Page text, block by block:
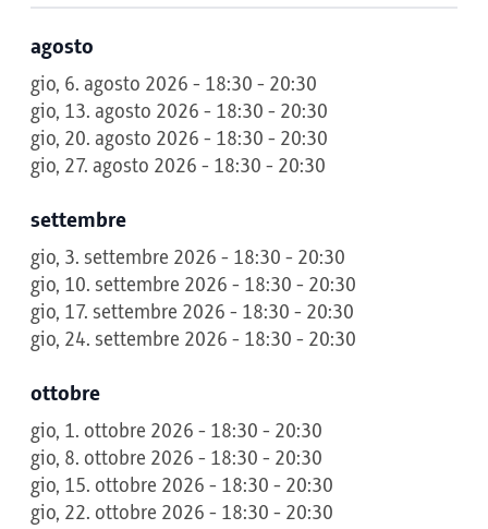
agosto
gio, 6. agosto 2026 - 18:30 - 20:30
gio, 13. agosto 2026 - 18:30 - 20:30
gio, 20. agosto 2026 - 18:30 - 20:30
gio, 27. agosto 2026 - 18:30 - 20:30
settembre
gio, 3. settembre 2026 - 18:30 - 20:30
gio, 10. settembre 2026 - 18:30 - 20:30
gio, 17. settembre 2026 - 18:30 - 20:30
gio, 24. settembre 2026 - 18:30 - 20:30
ottobre
gio, 1. ottobre 2026 - 18:30 - 20:30
gio, 8. ottobre 2026 - 18:30 - 20:30
gio, 15. ottobre 2026 - 18:30 - 20:30
gio, 22. ottobre 2026 - 18:30 - 20:30